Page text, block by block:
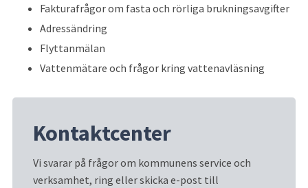
Fakturafrågor om fasta och rörliga brukningsavgifter
Adressändring
Flyttanmälan
Vattenmätare och frågor kring vattenavläsning
Kontaktcenter
Vi svarar på frågor om kommunens service och
verksamhet, ring eller skicka e-post till